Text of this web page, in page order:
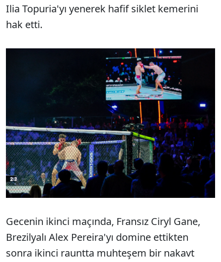
Ilia Topuria'yı yenerek hafif siklet kemerini
hak etti.
Gecenin ikinci maçında, Fransız Ciryl Gane,
Brezilyalı Alex Pereira'yı domine ettikten
sonra ikinci rauntta muhteşem bir nakavt